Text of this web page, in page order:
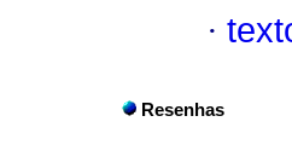
·
Resenhas